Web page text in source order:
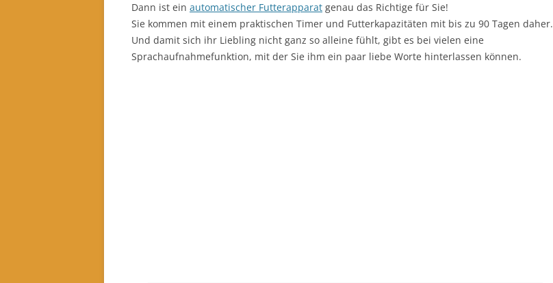
Dann ist ein automatischer Futterapparat genau das Richtige für Sie!
Sie kommen mit einem praktischen Timer und Futterkapazitäten mit bis zu 90 Tagen daher.
Und damit sich ihr Liebling nicht ganz so alleine fühlt, gibt es bei vielen eine
Sprachaufnahmefunktion, mit der Sie ihm ein paar liebe Worte hinterlassen können.